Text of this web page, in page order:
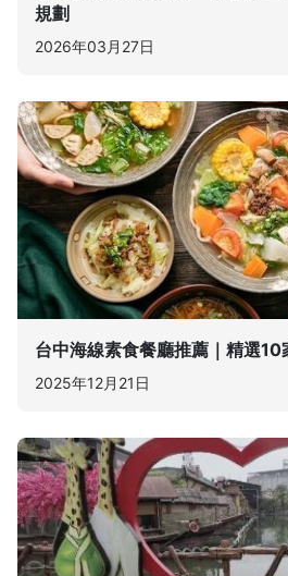
規劃
2026年03月27日
台中海線素食餐廳推薦｜精選10
2025年12月21日